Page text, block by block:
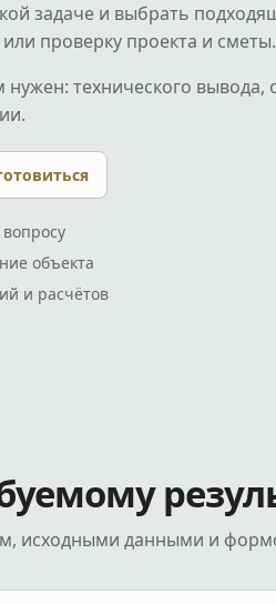
задаче и выбрать
проверку проекта и сметы.
технического вывода,
объекта
и расчётов
исходными данными и